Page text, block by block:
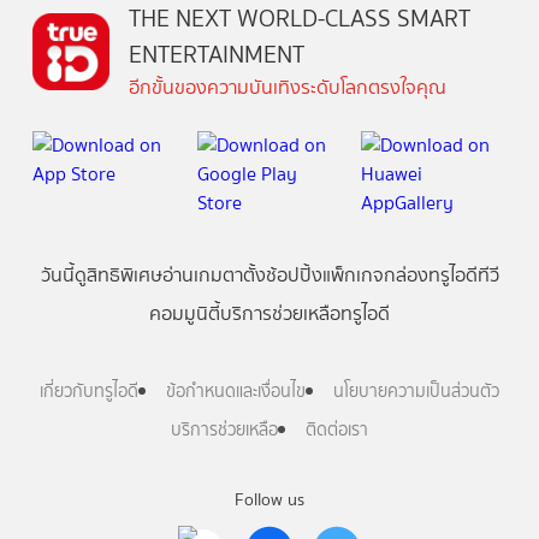
Follow us
THE NEXT WORLD-CLASS SMART
ENTERTAINMENT
อีกขั้นของความบันเทิงระดับโลกตรงใจคุณ
วันนี้ดูสิทธิพิเศษอ่านเกมตาตั้งช้อปปิ้งแพ็กเกจกล่องทรูไอดีทีวี
คอมมูนิตี้บริการช่วยเหลือทรูไอดี
เกี่ยวกับทรูไอดี ข้อกำหนดและเงื่อนไข
นโยบายความเป็นส่วนตัว
บริการช่วยเหลือ
ติดต่อเรา